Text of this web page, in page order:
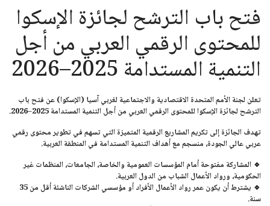
فتح باب الترشح لجائزة الإسكوا
للمحتوى الرقمي العربي من أجل
التنمية المستدامة 2025–2026
تعلن لجنة الأمم المتحدة الاقتصادية والاجتماعية لغربي آسيا (الإسكوا) عن فتح باب
الترشح لجائزة الإسكوا للمحتوى الرقمي العربي من أجل التنمية المستدامة 2025–2026.
تهدف الجائزة إلى تكريم المشاريع الرقمية المتميزة التي تسهم في تطوير محتوى رقمي
عربي عالي الجودة، منسجم مع أهداف التنمية المستدامة في المنطقة العربية.
🔹 المشاركة مفتوحة أمام المؤسسات العمومية والخاصة، الجامعات، المنظمات غير
الحكومية، ورواد الأعمال الشباب من الدول العربية.
🔹 يشترط أن يكون عمر رواد الأعمال الأفراد أو مؤسسي الشركات الناشئة أقل من 35
سنة.